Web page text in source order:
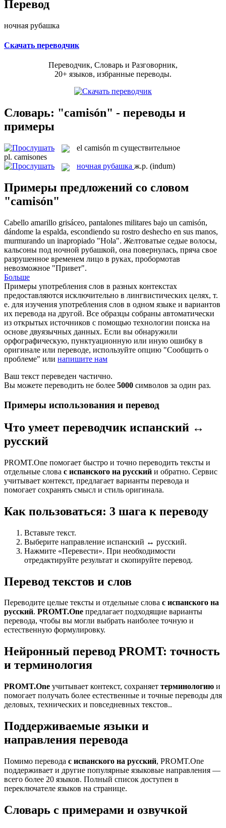
Перевод
ночная рубашка
Скачать переводчик
Переводчик, Словарь и Разговорник,
20+ языков, избранные переводы.
Словарь: "camisón" - переводы и
примеры
el camisón m существительное
pl. camisones
ночная рубашка ж.р. (indum)
Примеры предложений со словом
"camisón"
Cabello amarillo grisáceo, pantalones militares bajo un camisón,
dándome la espalda, escondiendo su rostro deshecho en sus manos,
murmurando un inapropiado "Hola". Желтоватые седые волосы,
кальсоны под ночной рубашкой, она повернулась, пряча свое
разрушенное временем лицо в руках, пробормотав
невозможное "Привет".
Больше
Примеры употребления слов в разных контекстах
предоставляются исключительно в лингвистических целях, т.
е. для изучения употребления слов в одном языке и вариантов
их перевода на другой. Все образцы собраны автоматически
из открытых источников с помощью технологии поиска на
основе двуязычных данных. Если вы обнаружили
орфографическую, пунктуационную или иную ошибку в
оригинале или переводе, используйте опцию "Сообщить о
проблеме" или напишите нам
Ваш текст переведен частично.
Вы можете переводить не более 5000 символов за один раз.
Примеры использования и перевод
Что умеет переводчик испанский ↔
русский
PROMT.One помогает быстро и точно переводить тексты и
отдельные слова с испанского на русский и обратно. Сервис
учитывает контекст, предлагает варианты перевода и
помогает сохранять смысл и стиль оригинала.
Как пользоваться: 3 шага к переводу
Вставьте текст.
Выберите направление испанский ↔ русский.
Нажмите «Перевести». При необходимости
отредактируйте результат и скопируйте перевод.
Перевод текстов и слов
Переводите целые тексты и отдельные слова с испанского на
русский. PROMT.One предлагает подходящие варианты
перевода, чтобы вы могли выбрать наиболее точную и
естественную формулировку.
Нейронный перевод PROMT: точность
и терминология
PROMT.One учитывает контекст, сохраняет терминологию и
помогает получать более естественные и точные переводы для
деловых, технических и повседневных текстов..
Поддерживаемые языки и
направления перевода
Помимо перевода с испанского на русский, PROMT.One
поддерживает и другие популярные языковые направления —
всего более 20 языков. Полный список доступен в
переключателе языков на странице.
Словарь с примерами и озвучкой